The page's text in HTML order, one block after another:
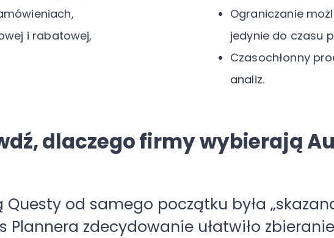
i rabatowej,
Ograniczanie
jedynie do czasu
Czasochłonny
analiz.
dlaczego firmy wybierają
systemu, który usprawni naszą pracę
B2B i jesteśmy bardzo zadowoleni.